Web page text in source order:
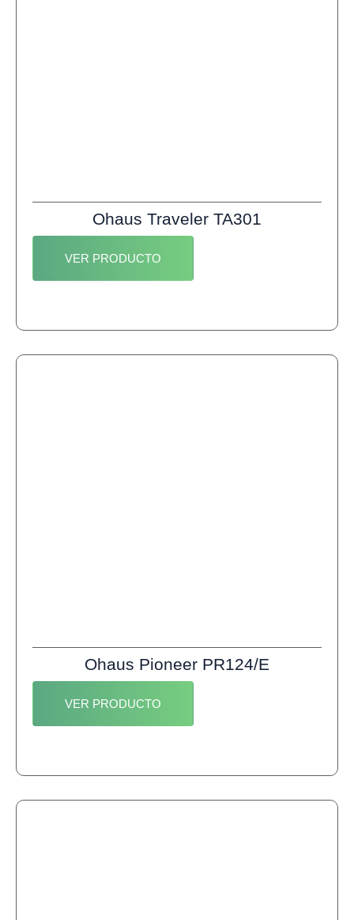
Ohaus Traveler TA301
VER PRODUCTO
Ohaus Pioneer PR124/E
VER PRODUCTO